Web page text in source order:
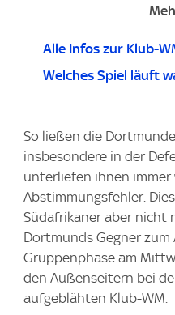
Alle Infos zur Klub-
Welches Spiel läuft
So ließen die
insbesondere in der
unterliefen ihnen immer
Abstimmungsfehler.
Südafrikaner aber nicht
Dortmunds Gegner zum
Gruppenphase am
den Außenseitern bei
aufgeblähten Klub-WM.